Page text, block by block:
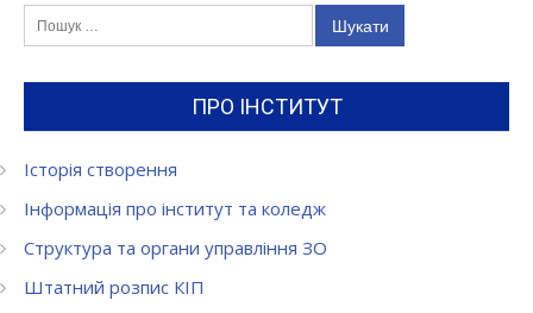
ПРО ІНСТИТУТ
Історія створення
Інформація про інститут та коледж
Структура та органи управління ЗО
Штатний розпис КІП